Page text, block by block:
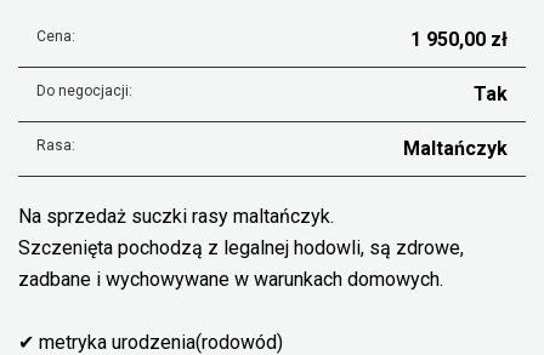
Cena: 1 950,00 zł
Do negocjacji: Tak
Rasa: Maltańczyk
Na sprzedaż suczki rasy maltańczyk.
Szczenięta pochodzą z legalnej hodowli, są zdrowe,
zadbane i wychowywane w warunkach domowych.
✔ metryka urodzenia(rodowód)